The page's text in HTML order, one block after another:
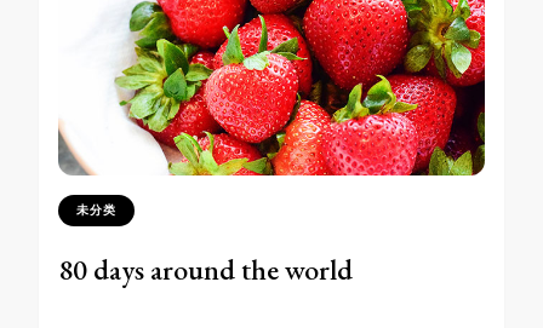
未分类
80 days around the world